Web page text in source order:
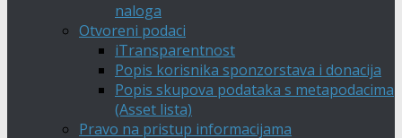
naloga
Otvoreni podaci
iTransparentnost
Popis korisnika sponzorstava i donacija
Popis skupova podataka s metapodacima
(Asset lista)
Pravo na pristup informacijama